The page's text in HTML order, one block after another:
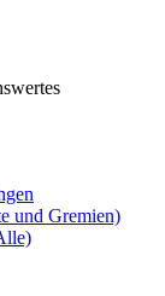
und Gremien)